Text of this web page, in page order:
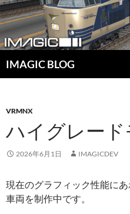
コ
ン
テ
ン
ツ
へ
プ
IMAGIC BLOG
索
VRMNX
ハイグレー
2026年6月1日 IMAGICDEV
現在のグラフィック性能に
車両を制作中です。